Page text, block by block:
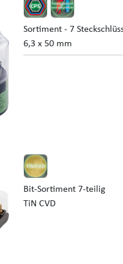
Sortiment - 7
6,3 x 50 mm
Bit-Sortiment 7-teilig
TiN CVD